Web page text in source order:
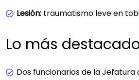
Lesión: traumatismo leve en
Lo más
Dos funcionarios de la Jefatura